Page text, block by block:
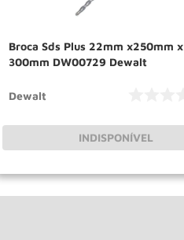
Broca Sds Plus 22mm x250mm x
300mm DW00729 Dewalt
Dewalt
INDISPONÍVEL